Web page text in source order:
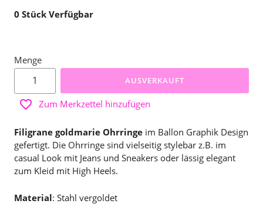
0 Stück Verfügbar
Menge
AUSVERKAUFT
Zum Merkzettel hinzufügen
Filigrane goldmarie Ohrringe im Ballon Graphik Design
gefertigt. Die Ohrringe sind vielseitig stylebar z.B. im
casual Look mit Jeans und Sneakers oder lässig elegant
zum Kleid mit High Heels.
Material: Stahl vergoldet